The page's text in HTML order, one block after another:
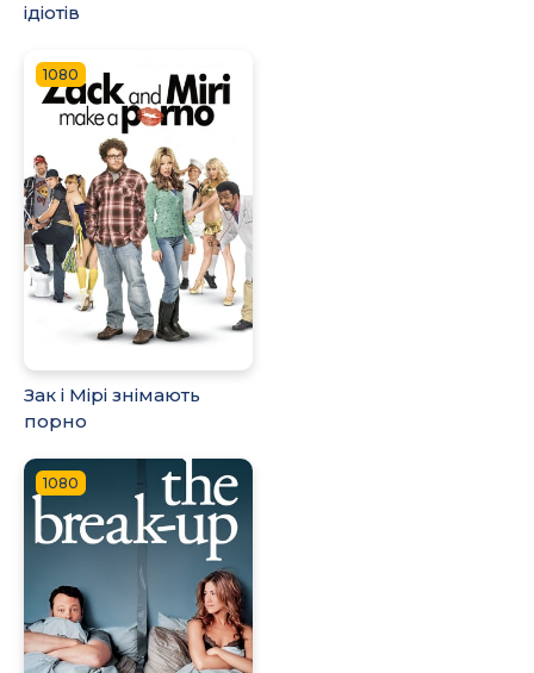
ідіотів
1080
Зак і Мірі знімають
порно
1080